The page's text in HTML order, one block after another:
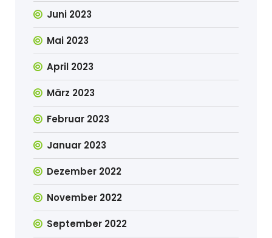
Juni 2023
Mai 2023
April 2023
März 2023
Februar 2023
Januar 2023
Dezember 2022
November 2022
September 2022